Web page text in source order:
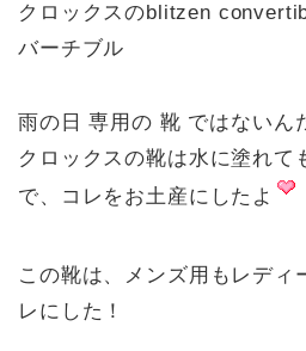
クロックスのblitzen
バーチブル
雨の日 専用の 靴 ではないん
クロックスの靴は水に塗れて
で、コレをお土産にしたよ
この靴は、メンズ用もレディ
レにした！